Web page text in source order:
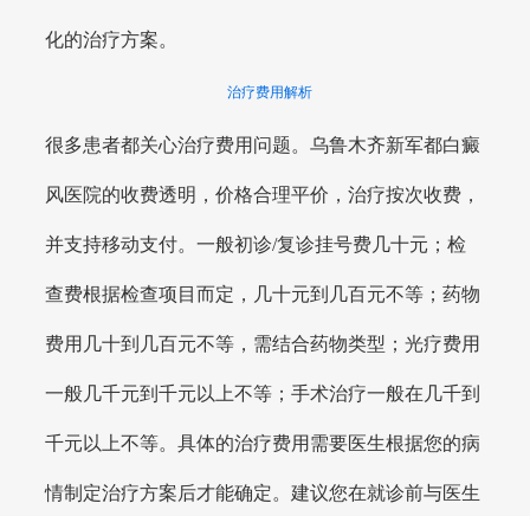
化的治疗方案。
治疗费用解析
很多患者都关心治疗费用问题。乌鲁木齐新军都白癜
风医院的收费透明，价格合理平价，治疗按次收费，
并支持移动支付。一般初诊/复诊挂号费几十元；检
查费根据检查项目而定，几十元到几百元不等；药物
费用几十到几百元不等，需结合药物类型；光疗费用
一般几千元到千元以上不等；手术治疗一般在几千到
千元以上不等。具体的治疗费用需要医生根据您的病
情制定治疗方案后才能确定。建议您在就诊前与医生